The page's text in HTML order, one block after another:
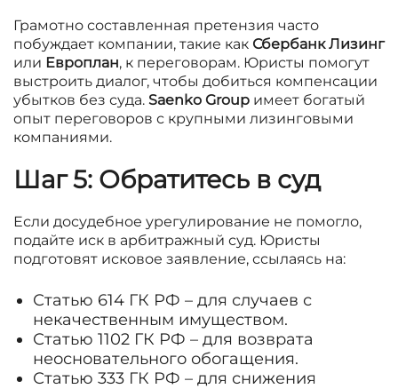
Грамотно составленная претензия часто
побуждает компании, такие как Сбербанк Лизинг
или Европлан, к переговорам. Юристы помогут
выстроить диалог, чтобы добиться компенсации
убытков без суда. Saenko Group имеет богатый
опыт переговоров с крупными лизинговыми
компаниями.
Шаг 5: Обратитесь в суд
Если досудебное урегулирование не помогло,
подайте иск в арбитражный суд. Юристы
подготовят исковое заявление, ссылаясь на:
Статью 614 ГК РФ – для случаев с
некачественным имуществом.
Статью 1102 ГК РФ – для возврата
неосновательного обогащения.
Статью 333 ГК РФ – для снижения